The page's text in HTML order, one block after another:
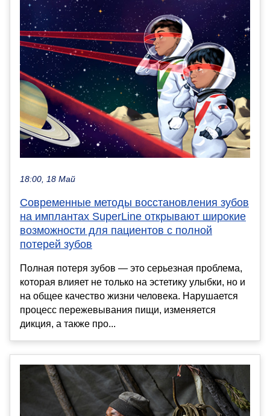
18:00, 18 Май
Современные методы восстановления зубов
на имплантах SuperLine открывают широкие
возможности для пациентов с полной
потерей зубов
Полная потеря зубов — это серьезная проблема,
которая влияет не только на эстетику улыбки, но и
на общее качество жизни человека. Нарушается
процесс пережевывания пищи, изменяется
дикция, а также про...